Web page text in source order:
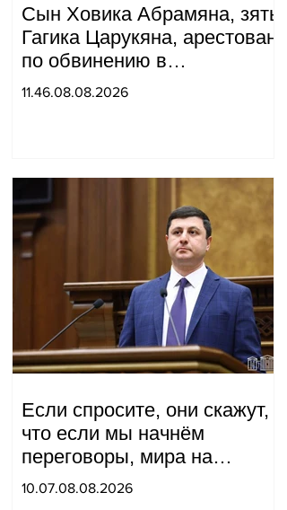
Сын Ховика Абрамяна, зять
Гагика Царукяна, арестован
по обвинению в
организации убийства.
11.46.08.08.2026
Если спросите, они скажут,
что если мы начнём
переговоры, мира на
границе не будет, начнётся
10.07.08.08.2026